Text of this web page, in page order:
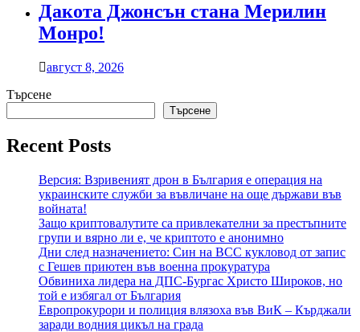
Дакота Джонсън стана Мерилин
Монро!
август 8, 2026
Търсене
Търсене
Recent Posts
Версия: Взривеният дрон в България е операция на
украинските служби за въвличане на още държави във
войната!
Защо криптовалутите са привлекателни за престъпните
групи и вярно ли е, че криптото е анонимно
Дни след назначението: Син на ВСС кукловод от запис
с Гешев приютен във военна прокуратура
Обвиниха лидера на ДПС-Бургас Христо Широков, но
той е избягал от България
Европрокурори и полиция влязоха във ВиК – Кърджали
заради водния цикъл на града